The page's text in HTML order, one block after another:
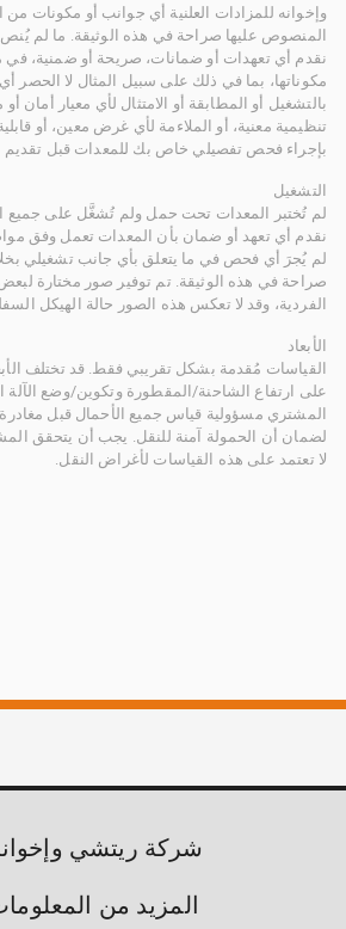
وإخوانه للمزادات العلنية أي جوانب أو مكونات
المنصوص عليها صراحة في هذه الوثيقة. ما لم
نقدم أي تعهدات أو ضمانات، صريحة أو ضمنية، في
مكوناتها، بما في ذلك على سبيل المثال لا الحصر
بالتشغيل أو المطابقة أو الامتثال لأي معيار أمان
تنظيمية معنية، أو الملاءمة لأي غرض معين، أو
بإجراء فحص تفصيلي خاص بك للمعدات قبل تقديم
التشغيل
لم تُختبر المعدات تحت حمل ولم تُشغَّل على جميع
نقدم أي تعهد أو ضمان بأن المعدات تعمل وفق
لم يُجرَ أي فحص في ما يتعلق بأي جانب تشغيلي
صراحة في هذه الوثيقة. تم توفير صور مختارة
الفردية، وقد لا تعكس هذه الصور حالة الهيكل
الأبعاد
القياسات مُقدمة بشكل تقريبي فقط. قد تختلف
على ارتفاع الشاحنة/المقطورة وتكوين/وضع الآلة
المشتري مسؤولية قياس جميع الأحمال قبل مغادرة
لضمان أن الحمولة آمنة للنقل. يجب أن يتحقق
لا تعتمد على هذه القياسات لأغراض النقل.
شركة ريتشي
المزيد من